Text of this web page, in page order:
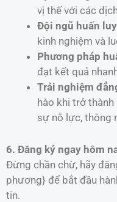
vị thế với các
Đội ngũ huấn
kinh nghiệm và
Phương pháp
đạt kết quả
Trải nghiệm
hào khi trở
sự nỗ lực, thông
6. Đăng ký ngay hôm
Đừng chần chừ, hãy
phương} để bắt đầu
tin.